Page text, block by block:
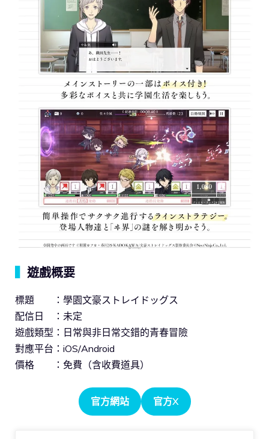
遊戲概要
標題 ：學園文豪ストレイドッグス
配信日 ：未定
遊戲類型：日常與非日常交錯的青春冒險
對應平台：iOS/Android
價格 ：免費（含收費道具）
官方網站 官方X